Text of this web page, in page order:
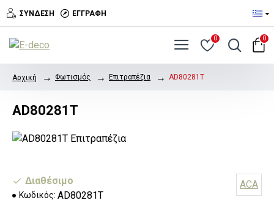
ΣΎΝΔΕΣΗ ΕΓΓΡΑΦΉ
0 0
Αρχική Φωτισμός Επιτραπέζια AD80281T
AD80281T
Διαθέσιμο
Κωδικός: AD80281T
ACA